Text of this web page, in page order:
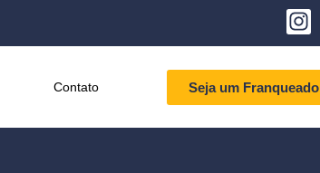
Contato Seja um Franqueado